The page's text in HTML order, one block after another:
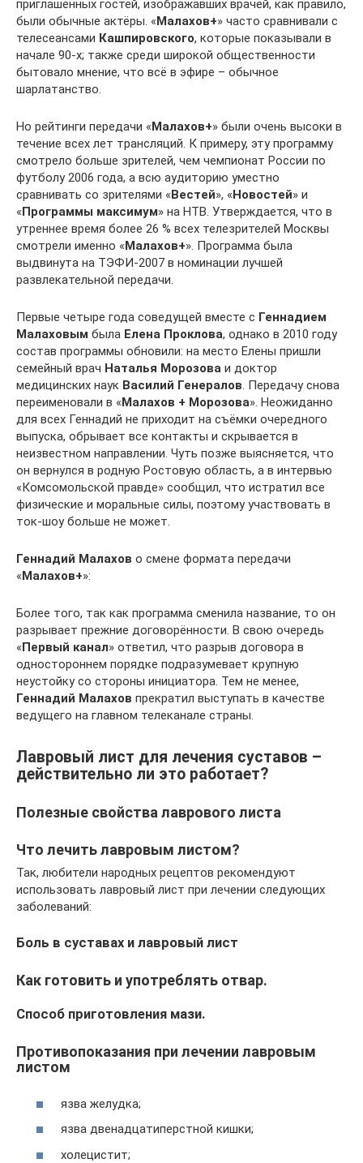
приглашённых гостей, изображавших врачей, как правило,
были обычные актёры. «Малахов+» часто сравнивали с
телесеансами Кашпировского, которые показывали в
начале 90-х; также среди широкой общественности
бытовало мнение, что всё в эфире – обычное
шарлатанство.
Но рейтинги передачи «Малахов+» были очень высоки в
течение всех лет трансляций. К примеру, эту программу
смотрело больше зрителей, чем чемпионат России по
футболу 2006 года, а всю аудиторию уместно
сравнивать со зрителями «Вестей», «Новостей» и
«Программы максимум» на НТВ. Утверждается, что в
утреннее время более 26 % всех телезрителей Москвы
смотрели именно «Малахов+». Программа была
выдвинута на ТЭФИ-2007 в номинации лучшей
развлекательной передачи.
Первые четыре года соведущей вместе с Геннадием
Малаховым была Елена Проклова, однако в 2010 году
состав программы обновили: на место Елены пришли
семейный врач Наталья Морозова и доктор
медицинских наук Василий Генералов. Передачу снова
переименовали в «Малахов + Морозова». Неожиданно
для всех Геннадий не приходит на съёмки очередного
выпуска, обрывает все контакты и скрывается в
неизвестном направлении. Чуть позже выясняется, что
он вернулся в родную Ростовую область, а в интервью
«Комсомольской правде» сообщил, что истратил все
физические и моральные силы, поэтому участвовать в
ток-шоу больше не может.
Геннадий Малахов о смене формата передачи
«Малахов+»:
Более того, так как программа сменила название, то он
разрывает прежние договорённости. В свою очередь
«Первый канал» ответил, что разрыв договора в
одностороннем порядке подразумевает крупную
неустойку со стороны инициатора. Тем не менее,
Геннадий Малахов прекратил выступать в качестве
ведущего на главном телеканале страны.
Лавровый лист для лечения суставов –
действительно ли это работает?
Полезные свойства лаврового листа
Что лечить лавровым листом?
Так, любители народных рецептов рекомендуют
использовать лавровый лист при лечении следующих
заболеваний:
Боль в суставах и лавровый лист
Как готовить и употреблять отвар.
Способ приготовления мази.
Противопоказания при лечении лавровым
листом
язва желудка;
язва двенадцатиперстной кишки;
холецистит;